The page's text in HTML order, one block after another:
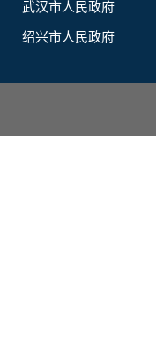
武汉市人民政府
绍兴市人民政府